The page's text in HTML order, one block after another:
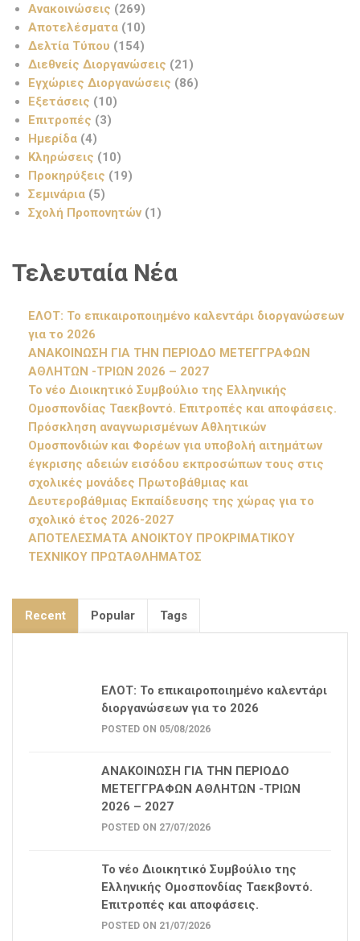
Ανακοινώσεις (269)
Αποτελέσματα (10)
Δελτία Τύπου (154)
Διεθνείς Διοργανώσεις (21)
Εγχώριες Διοργανώσεις (86)
Εξετάσεις (10)
Επιτροπές (3)
Ημερίδα (4)
Κληρώσεις (10)
Προκηρύξεις (19)
Σεμινάρια (5)
Σχολή Προπονητών (1)
Τελευταία Νέα
ΕΛΟΤ: Το επικαιροποιημένο καλεντάρι διοργανώσεων
για το 2026
ΑΝΑΚΟΙΝΩΣΗ ΓΙΑ ΤΗΝ ΠΕΡΙΟΔΟ ΜΕΤΕΓΓΡΑΦΩΝ
ΑΘΛΗΤΩΝ -ΤΡΙΩΝ 2026 – 2027
Το νέο Διοικητικό Συμβούλιο της Ελληνικής
Ομοσπονδίας Ταεκβοντό. Επιτροπές και αποφάσεις.
Πρόσκληση αναγνωρισμένων Αθλητικών
Ομοσπονδιών και Φορέων για υποβολή αιτημάτων
έγκρισης αδειών εισόδου εκπροσώπων τους στις
σχολικές μονάδες Πρωτοβάθμιας και
Δευτεροβάθμιας Εκπαίδευσης της χώρας για το
σχολικό έτος 2026-2027
ΑΠΟΤΕΛΕΣΜΑΤΑ ΑΝΟΙΚΤΟΥ ΠΡΟΚΡΙΜΑΤΙΚΟΥ
ΤΕΧΝΙΚΟΥ ΠΡΩΤΑΘΛΗΜΑΤΟΣ
Recent Popular Tags
ΕΛΟΤ: Το επικαιροποιημένο καλεντάρι
διοργανώσεων για το 2026
POSTED ON 05/08/2026
ΑΝΑΚΟΙΝΩΣΗ ΓΙΑ ΤΗΝ ΠΕΡΙΟΔΟ
ΜΕΤΕΓΓΡΑΦΩΝ ΑΘΛΗΤΩΝ -ΤΡΙΩΝ
2026 – 2027
POSTED ON 27/07/2026
Το νέο Διοικητικό Συμβούλιο της
Ελληνικής Ομοσπονδίας Ταεκβοντό.
Επιτροπές και αποφάσεις.
POSTED ON 21/07/2026